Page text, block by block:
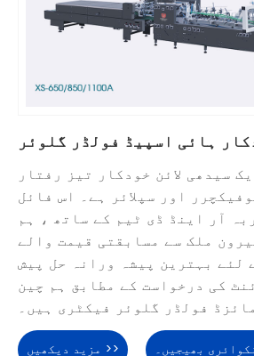
ہائی اسپیڈ فولڈر گلوئر
سیدھی لائن خودکار تیز رفتار
اور سپلائر ہے۔ اس فائل
آر اینڈ ڈی ٹیم کے ساتھ ، ہم
ملک سے مسابقتی قیمت والے
لئے بہترین پیشہ ورانہ حل پیش
کی درخواست کے مطابق ہم چین
فولڈر گلوئر فیکٹری ہیں۔
مزید دیکھیں >>